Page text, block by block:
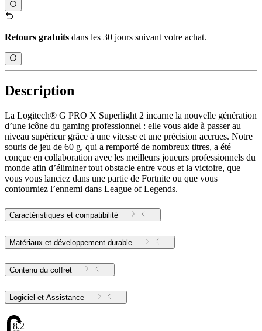
Retours gratuits dans les 30 jours suivant votre achat.
Description
La Logitech® G PRO X Superlight 2 incarne la nouvelle génération
d’une icône du gaming professionnel : elle vous aide à passer au
niveau supérieur grâce à une vitesse et une précision accrues. Notre
souris de jeu de 60 g, qui a remporté de nombreux titres, a été
conçue en collaboration avec les meilleurs joueurs professionnels du
monde afin d’éliminer tout obstacle entre vous et la victoire, que
vous vous lanciez dans une partie de Fortnite ou que vous
contourniez l’ennemi dans League of Legends.
Caractéristiques et compatibilité
Matériaux et développement durable
Contenu du coffret
Logiciel et Assistance
8.28